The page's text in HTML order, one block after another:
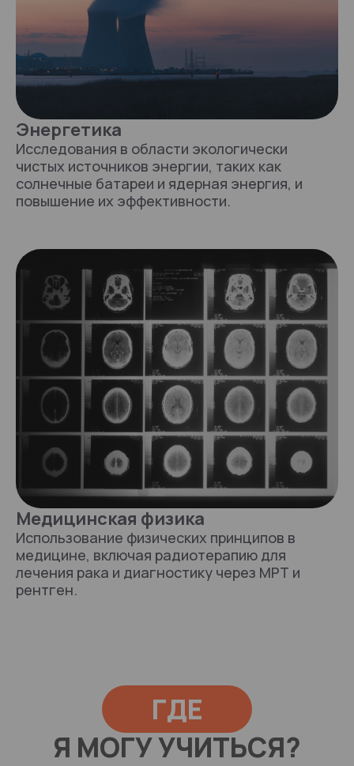
Энергетика
Исследования в области экологически
чистых источников энергии, таких как
солнечные батареи и ядерная энергия, и
повышение их эффективности.
Медицинская физика
Использование физических принципов в
медицине, включая радиотерапию для
лечения рака и диагностику через МРТ и
рентген.
ГДЕ
Я МОГУ УЧИТЬСЯ?